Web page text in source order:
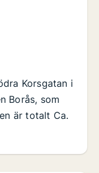
Korsgatan i
Borås, som
är totalt Ca.